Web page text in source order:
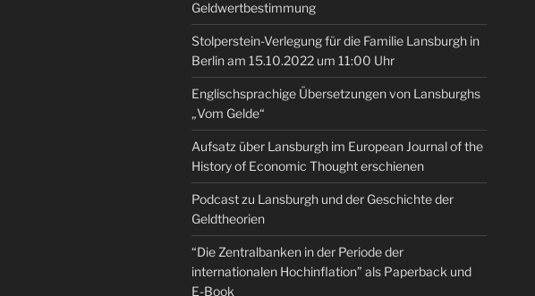
Geldwertbestimmung
Stolperstein-Verlegung für die Familie Lansburgh in
Berlin am 15.10.2022 um 11:00 Uhr
Englischsprachige Übersetzungen von Lansburghs
„Vom Gelde“
Aufsatz über Lansburgh im European Journal of the
History of Economic Thought erschienen
Podcast zu Lansburgh und der Geschichte der
Geldtheorien
“Die Zentralbanken in der Periode der
internationalen Hochinflation” als Paperback und
E-Book